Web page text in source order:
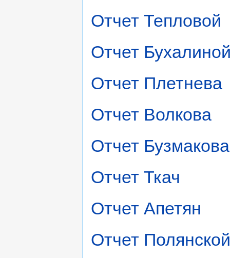
Отчет Тепловой
Отчет
Отчет Плетнева
Отчет Волкова
Отчет Бузмакова
Отчет Ткач
Отчет Апетян
Отчет Полянской